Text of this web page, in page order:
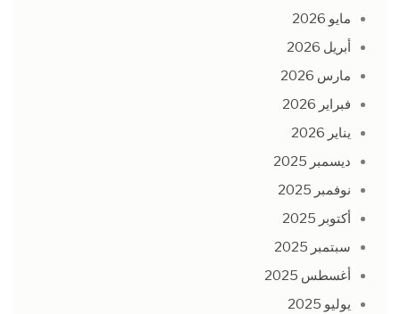
مايو 2026
أبريل 2026
مارس 2026
فبراير 2026
يناير 2026
ديسمبر 2025
نوفمبر 2025
أكتوبر 2025
سبتمبر 2025
أغسطس 2025
يوليو 2025